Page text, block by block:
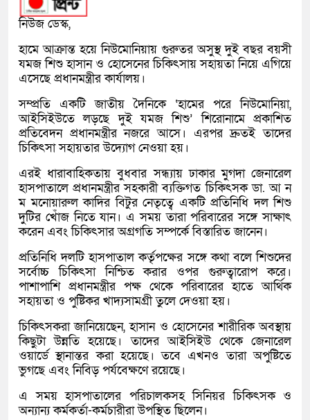
নিউজ ডেস্ক,
হামে আক্রান্ত হয়ে নিউমোনিয়ায় গুরুতর অসুস্থ দুই বছর বয়সী
যমজ শিশু হাসান ও হোসেনের চিকিৎসায় সহায়তা নিয়ে এগিয়ে
এসেছে প্রধানমন্ত্রীর কার্যালয়।
সম্প্রতি একটি জাতীয় দৈনিকে ‘হামের পরে নিউমোনিয়া,
আইসিইউতে লড়ছে দুই যমজ শিশু’ শিরোনামে প্রকাশিত
প্রতিবেদন প্রধানমন্ত্রীর নজরে আসে। এরপর দ্রুতই তাদের
চিকিৎসা সহায়তার উদ্যোগ নেওয়া হয়।
এরই ধারাবাহিকতায় বুধবার সন্ধ্যায় ঢাকার মুগদা জেনারেল
হাসপাতালে প্রধানমন্ত্রীর সহকারী ব্যক্তিগত চিকিৎসক ডা. আ ন
ম মনোয়ারুল কাদির বিটুর নেতৃত্বে একটি প্রতিনিধি দল শিশু
দুটির খোঁজ নিতে যান। এ সময় তারা পরিবারের সঙ্গে সাক্ষাৎ
করেন এবং চিকিৎসার অগ্রগতি সম্পর্কে বিস্তারিত জানেন।
প্রতিনিধি দলটি হাসপাতাল কর্তৃপক্ষের সঙ্গে কথা বলে শিশুদের
সর্বোচ্চ চিকিৎসা নিশ্চিত করার ওপর গুরুত্বারোপ করে।
পাশাপাশি প্রধানমন্ত্রীর পক্ষ থেকে পরিবারের হাতে আর্থিক
সহায়তা ও পুষ্টিকর খাদ্যসামগ্রী তুলে দেওয়া হয়।
চিকিৎসকরা জানিয়েছেন, হাসান ও হোসেনের শারীরিক অবস্থায়
কিছুটা উন্নতি হয়েছে। তাদের আইসিইউ থেকে জেনারেল
ওয়ার্ডে স্থানান্তর করা হয়েছে। তবে এখনও তারা অপুষ্টিতে
ভুগছে এবং নিবিড় পর্যবেক্ষণে রয়েছে।
এ সময় হাসপাতালের পরিচালকসহ সিনিয়র চিকিৎসক ও
অন্যান্য কর্মকর্তা-কর্মচারীরা উপস্থিত ছিলেন।